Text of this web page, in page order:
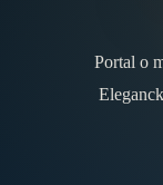
Portal o